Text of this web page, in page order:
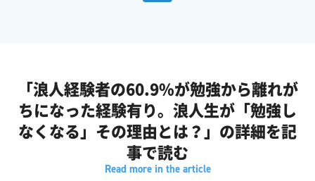
った時期があるって答えてるんですよ。
がくしん: 6割ですか?
ふみか: はい、正確には60.9%ですね。
「浪人経験者の60.9%が勉強から離れが
ちになった経験有り。浪人生が「勉強し
なくなる」その理由とは？」の詳細を記
事で読む